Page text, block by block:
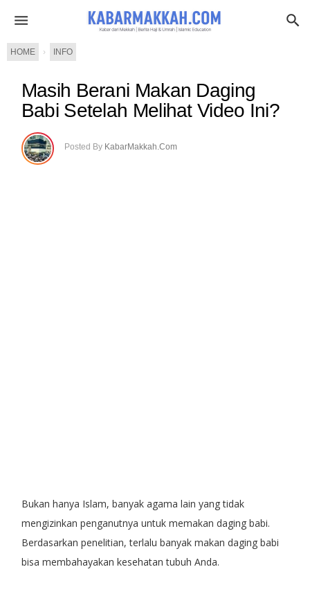
HOME › INFO
Masih Berani Makan Daging
Babi Setelah Melihat Video Ini?
Posted By KabarMakkah.Com
Bukan hanya Islam, banyak agama lain yang tidak
mengizinkan penganutnya untuk memakan daging babi.
Berdasarkan penelitian, terlalu banyak makan daging babi
bisa membahayakan kesehatan tubuh Anda.